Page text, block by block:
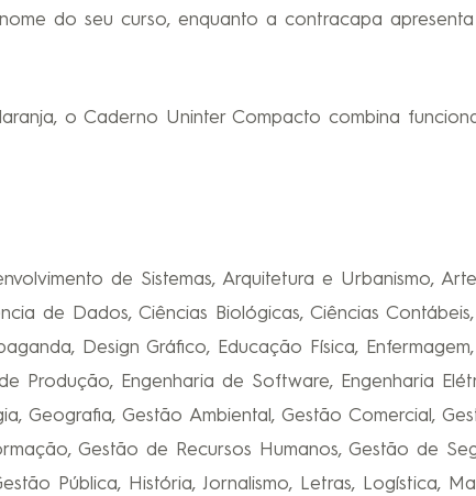
do seu curso, enquanto a contracapa
o Caderno Uninter Compacto combina
de Sistemas, Arquitetura e Urbanismo,
de Dados, Ciências Biológicas, Ciências
Design Gráfico, Educação Física,
Produção, Engenharia de Software, Engenharia
Geografia, Gestão Ambiental, Gestão Comercial,
Gestão de Recursos Humanos, Gestão de
Pública, História, Jornalismo, Letras, Logística,